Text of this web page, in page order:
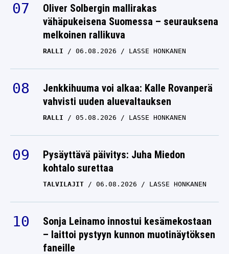
Oliver Solbergin mallirakas
vähäpukeisena Suomessa – seurauksena
melkoinen rallikuva
RALLI 06.08.2026 LASSE HONKANEN
Jenkkihuuma voi alkaa: Kalle Rovanperä
vahvisti uuden aluevaltauksen
RALLI 05.08.2026 LASSE HONKANEN
Pysäyttävä päivitys: Juha Miedon
kohtalo surettaa
TALVILAJIT 06.08.2026 LASSE HONKANEN
Sonja Leinamo innostui kesämekostaan
– laittoi pystyyn kunnon muotinäytöksen
faneille